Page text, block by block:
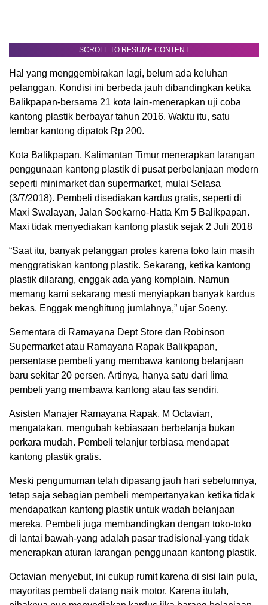
SCROLL TO RESUME CONTENT
Hal yang menggembirakan lagi, belum ada keluhan
pelanggan. Kondisi ini berbeda jauh dibandingkan ketika
Balikpapan-bersama 21 kota lain-menerapkan uji coba
kantong plastik berbayar tahun 2016. Waktu itu, satu
lembar kantong dipatok Rp 200.
Kota Balikpapan, Kalimantan Timur menerapkan larangan
penggunaan kantong plastik di pusat perbelanjaan modern
seperti minimarket dan supermarket, mulai Selasa
(3/7/2018). Pembeli disediakan kardus gratis, seperti di
Maxi Swalayan, Jalan Soekarno-Hatta Km 5 Balikpapan.
Maxi tidak menyediakan kantong plastik sejak 2 Juli 2018
“Saat itu, banyak pelanggan protes karena toko lain masih
menggratiskan kantong plastik. Sekarang, ketika kantong
plastik dilarang, enggak ada yang komplain. Namun
memang kami sekarang mesti menyiapkan banyak kardus
bekas. Enggak menghitung jumlahnya,” ujar Soeny.
Sementara di Ramayana Dept Store dan Robinson
Supermarket atau Ramayana Rapak Balikpapan,
persentase pembeli yang membawa kantong belanjaan
baru sekitar 20 persen. Artinya, hanya satu dari lima
pembeli yang membawa kantong atau tas sendiri.
Asisten Manajer Ramayana Rapak, M Octavian,
mengatakan, mengubah kebiasaan berbelanja bukan
perkara mudah. Pembeli telanjur terbiasa mendapat
kantong plastik gratis.
Meski pengumuman telah dipasang jauh hari sebelumnya,
tetap saja sebagian pembeli mempertanyakan ketika tidak
mendapatkan kantong plastik untuk wadah belanjaan
mereka. Pembeli juga membandingkan dengan toko-toko
di lantai bawah-yang adalah pasar tradisional-yang tidak
menerapkan aturan larangan penggunaan kantong plastik.
Octavian menyebut, ini cukup rumit karena di sisi lain pula,
mayoritas pembeli datang naik motor. Karena itulah,